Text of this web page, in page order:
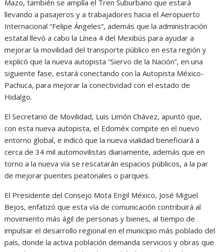
Mazo, también se amplía el Tren Suburbano que estará
llevando a pasajeros y a trabajadores hacia el Aeropuerto
Internacional “Felipe Ángeles”, además que la administración
estatal llevó a cabo la Línea 4 del Mexibús para ayudar a
mejorar la movilidad del transporte público en esta región y
explicó que la nueva autopista “Siervo de la Nación”, en una
siguiente fase, estará conectando con la Autopista México-
Pachuca, para mejorar la conectividad con el estado de
Hidalgo.
El Secretario de Movilidad, Luis Limón Chávez, apuntó que,
con esta nueva autopista, el Edoméx compite en el nuevo
entorno global, e indicó que la nueva vialidad beneficiará a
cerca de 34 mil automovilistas diariamente, además que en
torno a la nueva vía se rescatarán espacios públicos, a la par
de mejorar puentes peatonales o parques.
El Presidente del Consejo Mota Engil México, José Miguel
Bejos, enfatizó que esta vía de comunicación contribuirá al
movimiento más ágil de personas y bienes, al tiempo de
impulsar el desarrollo regional en el municipio más poblado del
país, donde la activa población demanda servicios y obras que